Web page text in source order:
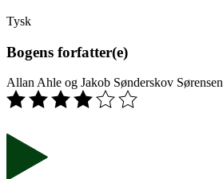
Tysk
Bogens forfatter(e)
Allan Ahle og Jakob Sønderskov Sørensen